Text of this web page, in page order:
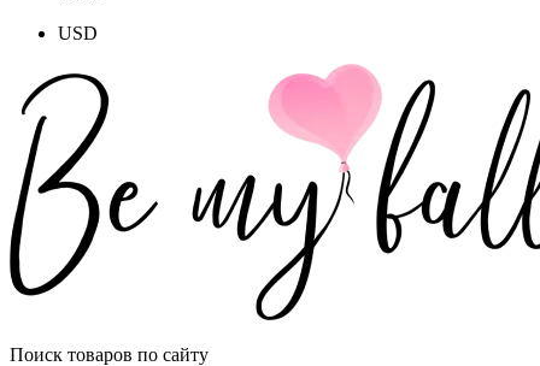
USD
Поиск товаров по сайту